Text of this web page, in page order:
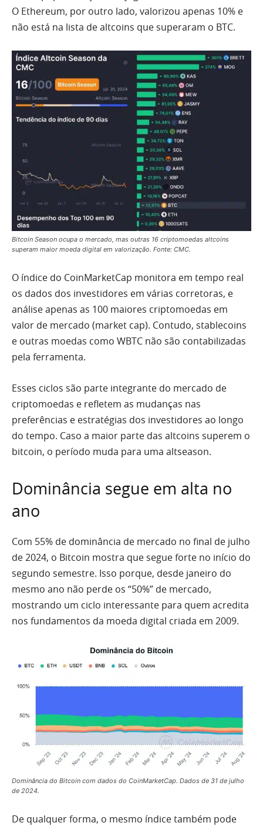
O Ethereum, por outro lado, valorizou apenas 10% e
não está na lista de altcoins que superaram o BTC.
Bitcoin Season ocupa o mercado, mas outras 16 criptomoedas altcoins
superam maior moeda digital em valorização. Fonte: CMC.
O índice do CoinMarketCap monitora em tempo real
os dados dos investidores em várias corretoras, e
análise apenas as 100 maiores criptomoedas em
valor de mercado (market cap). Contudo, stablecoins
e outras moedas como WBTC não são contabilizadas
pela ferramenta.
Esses ciclos são parte integrante do mercado de
criptomoedas e refletem as mudanças nas
preferências e estratégias dos investidores ao longo
do tempo. Caso a maior parte das altcoins superem o
bitcoin, o período muda para uma altseason.
Dominância segue em alta no
ano
Com 55% de dominância de mercado no final de julho
de 2024, o Bitcoin mostra que segue forte no início do
segundo semestre. Isso porque, desde janeiro do
mesmo ano não perde os “50%” de mercado,
mostrando um ciclo interessante para quem acredita
nos fundamentos da moeda digital criada em 2009.
Dominância do Bitcoin com dados do CoinMarketCap. Dados de 31 de julho
de 2024.
De qualquer forma, o mesmo índice também pode